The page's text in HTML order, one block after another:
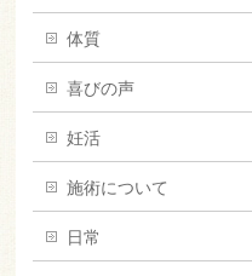
体質
喜びの声
妊活
施術について
日常